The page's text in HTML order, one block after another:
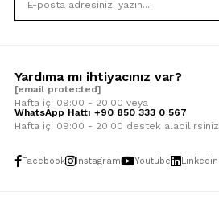
Yardıma mı ihtiyacınız var?
[email protected]
Hafta içi 09:00 - 20:00 veya
WhatsApp Hattı +90 850 333 0 567
Hafta içi 09:00 - 20:00 destek alabilirsiniz
Facebook Instagram Youtube Linkedin